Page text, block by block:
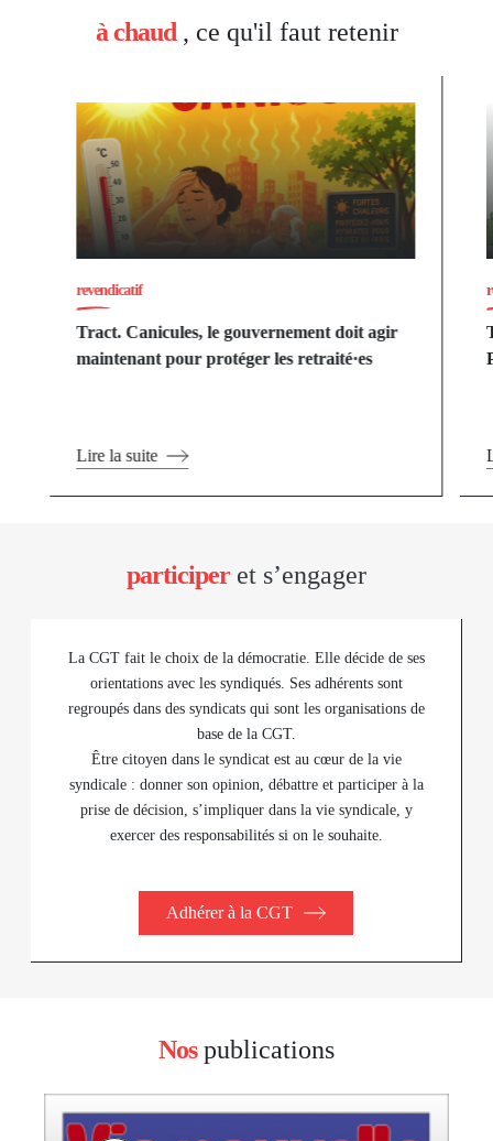
à chaud, ce qu'il faut retenir
revendicatif
Tract. Canicules, le gouvernement doit agir
maintenant pour protéger les retraité·es
Lire la suite
participeret s’engager
La CGT fait le choix de la démocratie. Elle décide de ses
orientations avec les syndiqués. Ses adhérents sont
regroupés dans des syndicats qui sont les organisations de
base de la CGT.
Être citoyen dans le syndicat est au cœur de la vie
syndicale : donner son opinion, débattre et participer à la
prise de décision, s’impliquer dans la vie syndicale, y
exercer des responsabilités si on le souhaite.
Adhérer à la CGT
block
Nospublications